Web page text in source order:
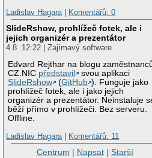
Ladislav Hagara| Komentářů: 0
SlideRshow, prohlížeč fotek, ale i
jejich organizér a prezentátor
4.8. 12:22 | Zajímavý software
Edvard Rejthar na blogu
CZ.NIC představil
svou aplikaci
SlideRshow
(GitHub ). Funguje jako
prohlížeč fotek, ale i jako jejich
organizér a prezentátor. Neinstaluje
běží přímo v prohlížeči. Bez serveru.
Offline.
Ladislav Hagara| Komentářů: 11
Centrum | Napsat| Starší